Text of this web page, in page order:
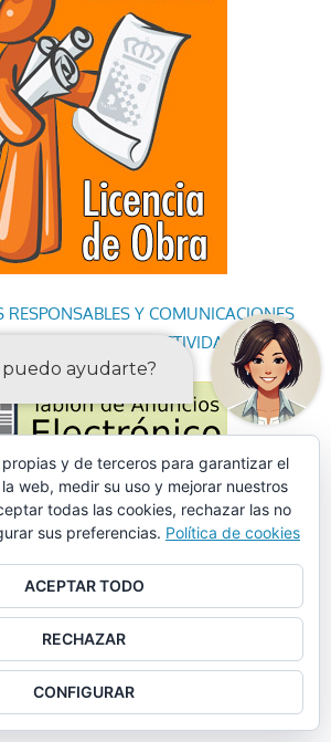
RESPONSABLES Y COMUNICACIONES
EL EJERCICIO DE ACTIVIDADES
y de terceros para garantizar el
web, medir su uso y mejorar nuestros
todas las cookies, rechazar las no
sus preferencias. Política de cookies
ACEPTAR TODO
RECHAZAR
CONFIGURAR